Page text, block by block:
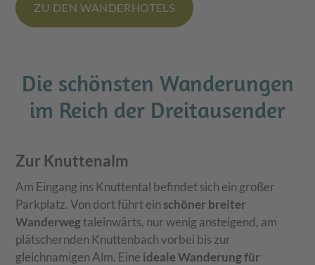
ZU DEN WANDERHOTELS
Die schönsten Wanderungen
im Reich der Dreitausender
Zur Knuttenalm
Am Eingang ins Knuttental befindet sich ein großer
Parkplatz. Von dort führt ein schöner breiter
Wanderwegtaleinwärts, nur wenig ansteigend, am
plätschernden Knuttenbach vorbei bis zur
gleichnamigen Alm. Eine ideale Wanderung für